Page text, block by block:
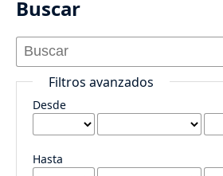
Buscar
Filtros avanzados
Desde
Hasta